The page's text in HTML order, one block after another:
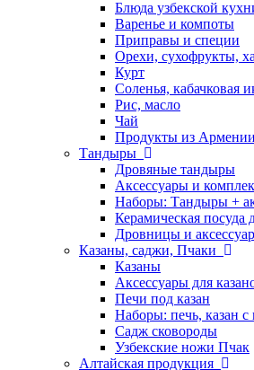
Блюда узбекской
Варенье и компоты
Приправы и специи
Орехи, сухофрукты,
Курт
Соленья, кабачковая
Рис, масло
Чай
Продукты из Армении
Тандыры
Дровяные тандыры
Аксессуары и
Наборы: Тандыры +
Керамическая посуда
Дровницы и
Казаны, саджи, Пчаки
Казаны
Аксессуары для
Печи под казан
Наборы: печь, казан
Садж сковороды
Узбекские ножи Пчак
Алтайская продукция